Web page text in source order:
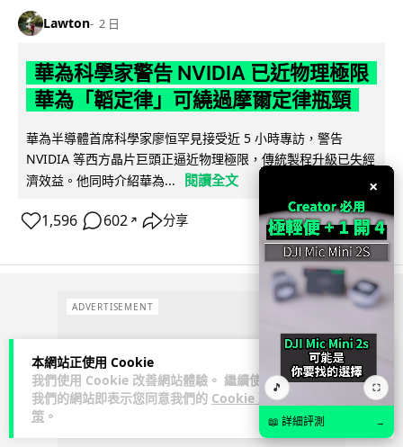
本網站正使用 Cookie
我們使用 Cookie 改善網站體驗。 繼續使用
我們的網站即表示您同意我們的 Cookie 政
策 。
Lawton 2 日
華為科學家警告 NVIDIA 已近物理極限
華為「韜定律」可繞過摩爾定律瓶頸
華為半導體首席科學家廖恒罕見接受近 5 小時專訪，警告
NVIDIA 等西方晶片巨頭正逼近物理極限，傳統製程升級已失經
濟效益。他同時介紹華為...
閱讀全文
1,596 602 ↗ 分享
ADVERTISEMENT
×
🎵 ⛶
📖 詳細評測 →